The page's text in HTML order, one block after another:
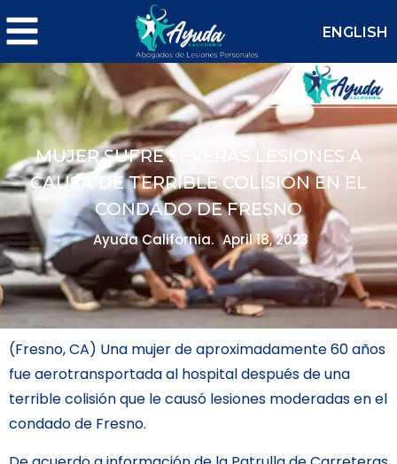
ENGLISH
MUJER SUFRE SEVERAS LESIONES A
CAUSA DE TERRIBLE COLISIÓN EN EL
CONDADO DE FRESNO
Ayuda California. April 18, 2023
(Fresno, CA) Una mujer de aproximadamente 60 años
fue aerotransportada al hospital después de una
terrible colisión que le causó lesiones moderadas en el
condado de Fresno.